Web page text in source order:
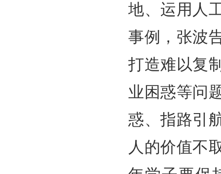
地、运用人
事例，张波
打造难以复
业困惑等问
惑、指路引
人的价值不